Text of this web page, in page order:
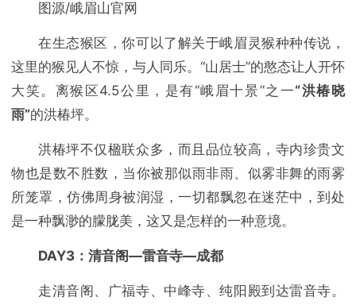
图源/峨眉山官网
在生态猴区，你可以了解关于峨眉灵猴种种传说，
这里的猴见人不惊，与人同乐。“山居士”的憨态让人开怀
大笑。离猴区4.5公里，是有“峨眉十景”之一“洪椿晓
雨”的洪椿坪。
洪椿坪不仅楹联众多，而且品位较高，寺内珍贵文
物也是数不胜数，当你被那似雨非雨、似雾非舞的雨雾
所笼罩，仿佛周身被润湿，一切都飘忽在迷茫中，到处
是一种飘渺的朦胧美，这又是怎样的一种意境。
DAY3：清音阁—雷音寺—成都
走清音阁、广福寺、中峰寺、纯阳殿到达雷音寺。